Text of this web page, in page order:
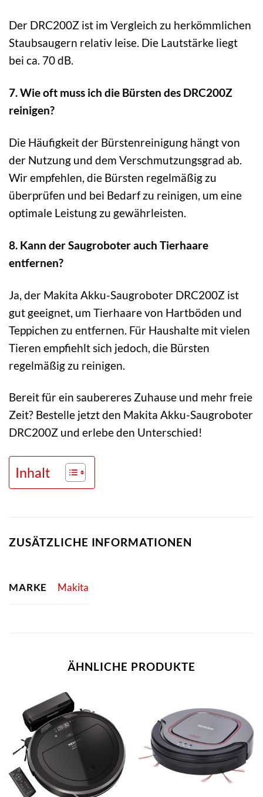
Der DRC200Z ist im Vergleich zu herkömmlichen
Staubsaugern relativ leise. Die Lautstärke liegt
bei ca. 70 dB.
7. Wie oft muss ich die Bürsten des DRC200Z
reinigen?
Die Häufigkeit der Bürstenreinigung hängt von
der Nutzung und dem Verschmutzungsgrad ab.
Wir empfehlen, die Bürsten regelmäßig zu
überprüfen und bei Bedarf zu reinigen, um eine
optimale Leistung zu gewährleisten.
8. Kann der Saugroboter auch Tierhaare
entfernen?
Ja, der Makita Akku-Saugroboter DRC200Z ist
gut geeignet, um Tierhaare von Hartböden und
Teppichen zu entfernen. Für Haushalte mit vielen
Tieren empfiehlt sich jedoch, die Bürsten
regelmäßig zu reinigen.
Bereit für ein saubereres Zuhause und mehr freie
Zeit? Bestelle jetzt den Makita Akku-Saugroboter
DRC200Z und erlebe den Unterschied!
Inhalt
ZUSÄTZLICHE INFORMATIONEN
MARKE Makita
ÄHNLICHE PRODUKTE